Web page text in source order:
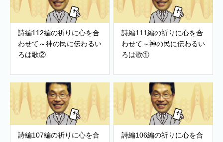
詩編112編の祈りに心を合
わせて～神の民に伝わるい
ろは歌②
詩編111編の祈りに心を合
わせて～神の民に伝わるい
ろは歌①
詩編107編の祈りに心を合 詩編106編の祈りに心を合